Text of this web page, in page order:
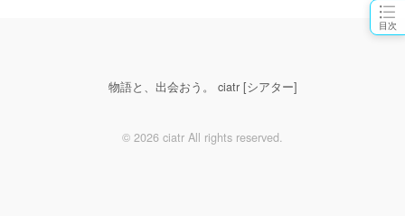
目次
物語と、出会おう。 ciatr [シアター]
© 2026 ciatr All rights reserved.